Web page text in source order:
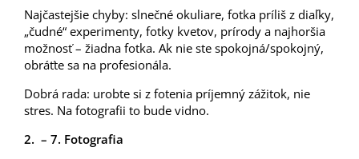
Najčastejšie chyby: slnečné okuliare, fotka príliš z diaľky,
„čudné“ experimenty, fotky kvetov, prírody a najhoršia
možnosť – žiadna fotka. Ak nie ste spokojná/spokojný,
obráťte sa na profesionála.
Dobrá rada: urobte si z fotenia príjemný zážitok, nie
stres. Na fotografii to bude vidno.
2. – 7. Fotografia